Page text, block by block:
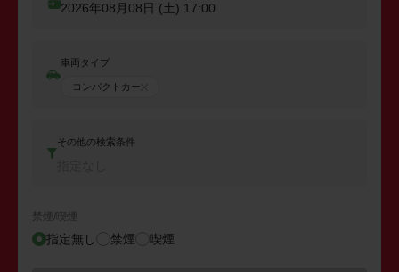
2026年08月08日 (土) 17:00
車両タイプ
コンパクトカー
その他の検索条件
禁煙/喫煙
指定無し 禁煙 喫煙